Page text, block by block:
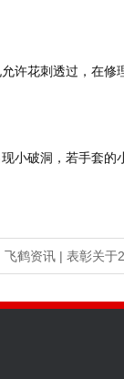
飞鹤资讯 | 表彰关于